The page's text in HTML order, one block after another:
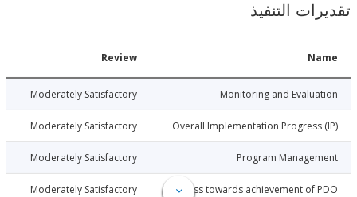
التنفيذ
Monitoring and
Moderately Satisfactory
06-24
Overall Implementation
Moderately Satisfactory
06-24
Program
Moderately Satisfactory
06-24
Progress towards achievement of
Moderately Satisfactory
06-24